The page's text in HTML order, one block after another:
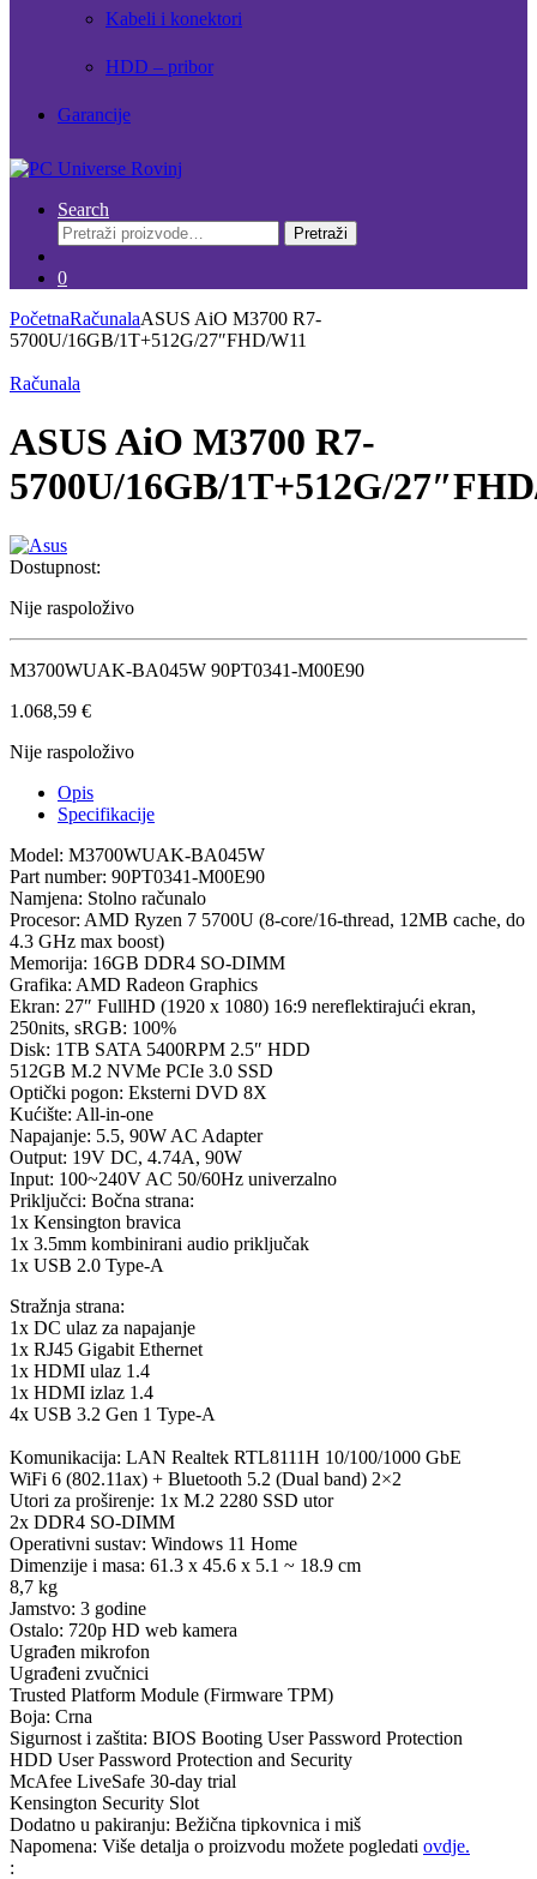
Kabeli i konektori
HDD – pribor
Garancije
Search
Pretraži:
Pretraži
0
PočetnaRačunalaASUS AiO M3700 R7-
5700U/16GB/1T+512G/27″FHD/W11
Računala
ASUS AiO M3700 R7-
5700U/16GB/1T+512G/
Dostupnost:
Nije raspoloživo
M3700WUAK-BA045W 90PT0341-M00E90
1.068,59 €
Nije raspoloživo
Opis
Specifikacije
Model: M3700WUAK-BA045W
Part number: 90PT0341-M00E90
Namjena: Stolno računalo
Procesor: AMD Ryzen 7 5700U (8-core/16-thread, 12MB cache, do
4.3 GHz max boost)
Memorija: 16GB DDR4 SO-DIMM
Grafika: AMD Radeon Graphics
Ekran: 27″ FullHD (1920 x 1080) 16:9 nereflektirajući ekran,
250nits, sRGB: 100%
Disk: 1TB SATA 5400RPM 2.5″ HDD
512GB M.2 NVMe PCIe 3.0 SSD
Optički pogon: Eksterni DVD 8X
Kućište: All-in-one
Napajanje: 5.5, 90W AC Adapter
Output: 19V DC, 4.74A, 90W
Input: 100~240V AC 50/60Hz univerzalno
Priključci: Bočna strana:
1x Kensington bravica
1x 3.5mm kombinirani audio priključak
1x USB 2.0 Type-A
Stražnja strana:
1x DC ulaz za napajanje
1x RJ45 Gigabit Ethernet
1x HDMI ulaz 1.4
1x HDMI izlaz 1.4
4x USB 3.2 Gen 1 Type-A
Komunikacija: LAN Realtek RTL8111H 10/100/1000 GbE
WiFi 6 (802.11ax) + Bluetooth 5.2 (Dual band) 2×2
Utori za proširenje: 1x M.2 2280 SSD utor
2x DDR4 SO-DIMM
Operativni sustav: Windows 11 Home
Dimenzije i masa: 61.3 x 45.6 x 5.1 ~ 18.9 cm
8,7 kg
Jamstvo: 3 godine
Ostalo: 720p HD web kamera
Ugrađen mikrofon
Ugrađeni zvučnici
Trusted Platform Module (Firmware TPM)
Boja: Crna
Sigurnost i zaštita: BIOS Booting User Password Protection
HDD User Password Protection and Security
McAfee LiveSafe 30-day trial
Kensington Security Slot
Dodatno u pakiranju: Bežična tipkovnica i miš
Napomena: Više detalja o proizvodu možete pogledati ovdje.
: